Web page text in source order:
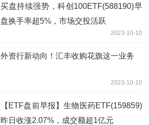
买盘持续强势，科创100ETF(588190)早
盘换手率超5%，市场交投活跃
2023-10-10
外资行新动向！汇丰收购花旗这一业务
2023-10-10
【ETF盘前早报】生物医药ETF(159859)
昨日收涨2.07%，成交额超1亿元